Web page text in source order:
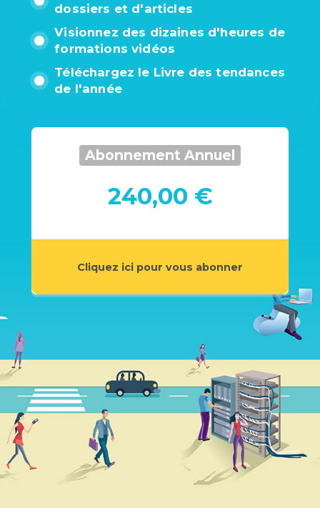
dossiers et d'articles
Visionnez des dizaines d'heures de
formations vidéos
Téléchargez le Livre des tendances
de l'année
Abonnement Annuel
240,00 €
Cliquez ici pour vous abonner